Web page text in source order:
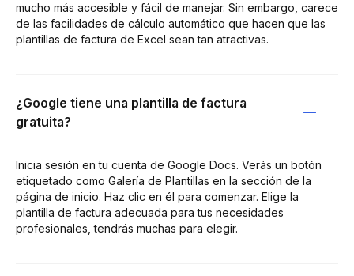
mucho más accesible y fácil de manejar. Sin embargo, carece
de las facilidades de cálculo automático que hacen que las
plantillas de factura de Excel sean tan atractivas.
¿Google tiene una plantilla de factura
gratuita?
Inicia sesión en tu cuenta de Google Docs. Verás un botón
etiquetado como Galería de Plantillas en la sección de la
página de inicio. Haz clic en él para comenzar. Elige la
plantilla de factura adecuada para tus necesidades
profesionales, tendrás muchas para elegir.